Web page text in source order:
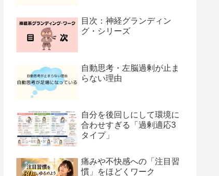
目次：神経グランディン
グ・シリーズ
自動思考・左脳過剰が止ま
らない理由
自分を後回しにして環境に
合わせすぎる「過剰適応3
タイプ」
痛みや不快感への「注目習
慣」をほどくワーク